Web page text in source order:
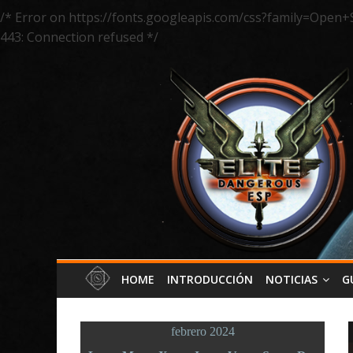
/* Error on https://fonts.googleapis.com/
443: Connection refused */
HOME INTRODUCCIÓN NOTICIAS
febrero 2024